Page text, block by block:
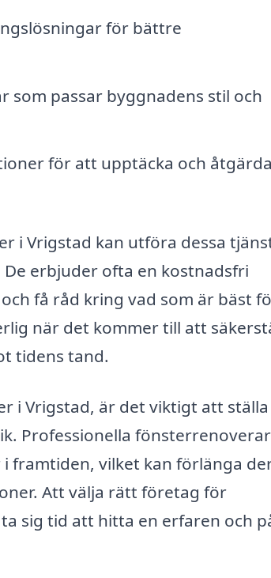
för bättre
som passar byggnadens stil och
för att upptäcka och
i Vrigstad kan utföra dessa
erbjuder ofta en kostnadsfri
få råd kring vad som är bäst
när det kommer till att
tidens tand.
i Vrigstad, är det viktigt att ställa
Professionella
framtiden, vilket kan förlänga
Att välja rätt företag för
sig tid att hitta en erfaren och